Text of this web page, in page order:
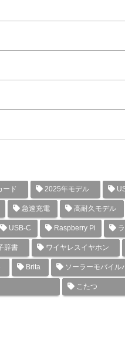
ド 2025年モデル
急速充電 高耐久モデル
USB-C Raspberry Pi
辞書 ワイヤレスイヤホン
Brita ソーラーモバイル
こたつ